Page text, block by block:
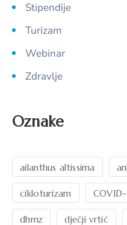
Stipendije
Turizam
Webinar
Zdravlje
Oznake
ailanthus altissima
cikloturizam COVID-
dhmz dječji vrtić